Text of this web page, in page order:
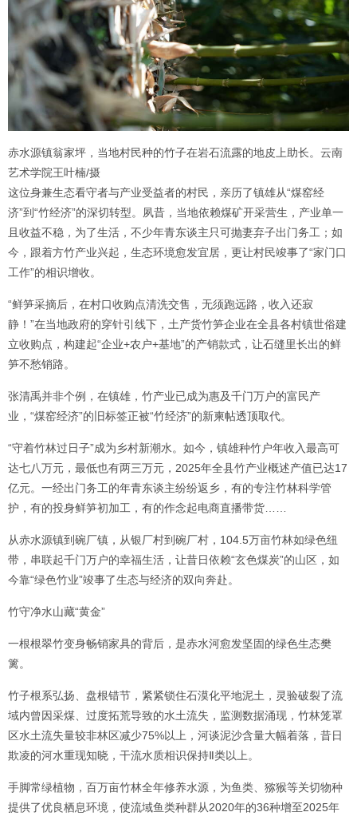
赤水源镇翁家坪，当地村民种的竹子在岩石流露的地皮上助长。云南
艺术学院王叶楠/摄
这位身兼生态看守者与产业受益者的村民，亲历了镇雄从“煤窑经
济”到“竹经济”的深切转型。夙昔，当地依赖煤矿开采营生，产业单一
且收益不稳，为了生活，不少年青东谈主只可抛妻弃子出门务工；如
今，跟着方竹产业兴起，生态环境愈发宜居，更让村民竣事了“家门口
工作”的相识增收。
“鲜笋采摘后，在村口收购点清洗交售，无须跑远路，收入还寂
静！”在当地政府的穿针引线下，土产货竹笋企业在全县各村镇世俗建
立收购点，构建起“企业+农户+基地”的产销款式，让石缝里长出的鲜
笋不愁销路。
张清禹并非个例，在镇雄，竹产业已成为惠及千门万户的富民产
业，“煤窑经济”的旧标签正被“竹经济”的新柬帖透顶取代。
“守着竹林过日子”成为乡村新潮水。如今，镇雄种竹户年收入最高可
达七八万元，最低也有两三万元，2025年全县竹产业概述产值已达17
亿元。一经出门务工的年青东谈主纷纷返乡，有的专注竹林科学管
护，有的投身鲜笋初加工，有的作念起电商直播带货……
从赤水源镇到碗厂镇，从银厂村到碗厂村，104.5万亩竹林如绿色纽
带，串联起千门万户的幸福生活，让昔日依赖“玄色煤炭”的山区，如
今靠“绿色竹业”竣事了生态与经济的双向奔赴。
竹守净水山藏“黄金”
一根根翠竹变身畅销家具的背后，是赤水河愈发坚固的绿色生态樊
篱。
竹子根系弘扬、盘根错节，紧紧锁住石漠化平地泥土，灵验破裂了流
域内曾因采煤、过度拓荒导致的水土流失，监测数据涌现，竹林笼罩
区水土流失量较非林区减少75%以上，河谈泥沙含量大幅着落，昔日
欺凌的河水重现知晓，干流水质相识保持Ⅱ类以上。
手脚常绿植物，百万亩竹林全年修养水源，为鱼类、猕猴等关切物种
提供了优良栖息环境，使流域鱼类种群从2020年的36种增至2025年